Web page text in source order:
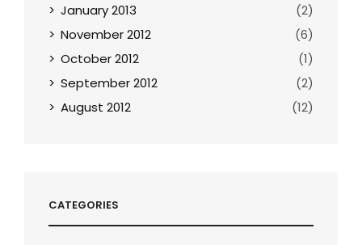
January 2013
(2)
November 2012
(6)
October 2012
(1)
September 2012
(2)
August 2012
(12)
CATEGORIES